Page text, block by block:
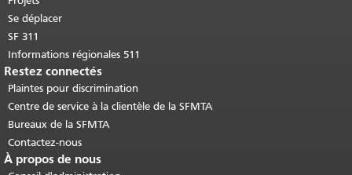
Se déplacer
SF 311
Informations régionales 511
Restez connectés
Plaintes pour discrimination
Centre de service à la clientèle de la SFMTA
Bureaux de la SFMTA
Contactez-nous
À propos de nous